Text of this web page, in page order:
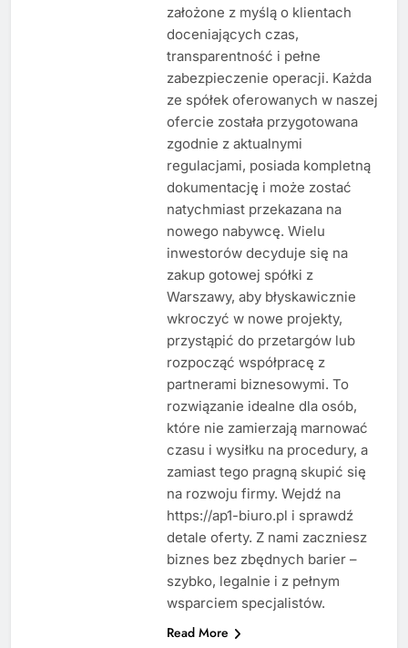
założone z myślą o klientach
doceniających czas,
transparentność i pełne
zabezpieczenie operacji. Każda
ze spółek oferowanych w naszej
ofercie została przygotowana
zgodnie z aktualnymi
regulacjami, posiada kompletną
dokumentację i może zostać
natychmiast przekazana na
nowego nabywcę. Wielu
inwestorów decyduje się na
zakup gotowej spółki z
Warszawy, aby błyskawicznie
wkroczyć w nowe projekty,
przystąpić do przetargów lub
rozpocząć współpracę z
partnerami biznesowymi. To
rozwiązanie idealne dla osób,
które nie zamierzają marnować
czasu i wysiłku na procedury, a
zamiast tego pragną skupić się
na rozwoju firmy. Wejdź na
https://ap1-biuro.pl i sprawdź
detale oferty. Z nami zaczniesz
biznes bez zbędnych barier –
szybko, legalnie i z pełnym
wsparciem specjalistów.
Read More